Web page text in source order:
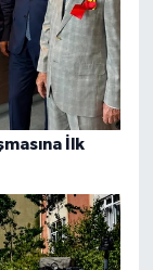
İlk